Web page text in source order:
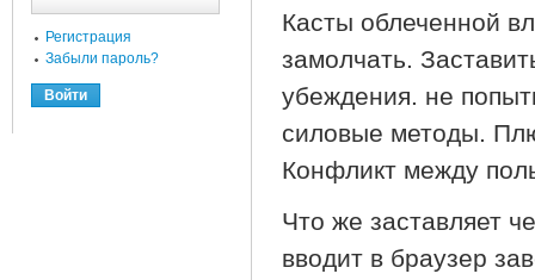
Касты облеченной
замолчать.
убеждения. не
силовые методы.
Конфликт между
Что же заставляет
вводит в браузер
Регистрация
Забыли пароль?